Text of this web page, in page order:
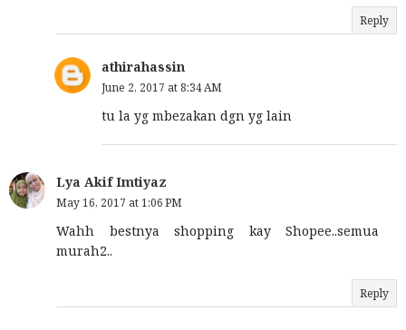
Reply
athirahassin
June 2, 2017 at 8:34 AM
tu la yg mbezakan dgn yg lain
Lya Akif Imtiyaz
May 16, 2017 at 1:06 PM
Wahh bestnya shopping kay Shopee..semua
murah2..
Reply